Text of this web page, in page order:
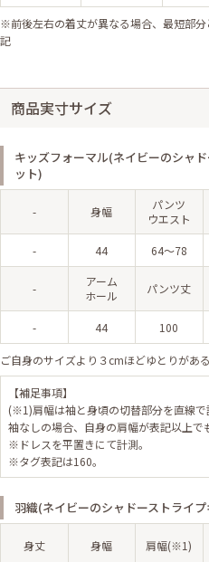
※前後左右の着丈が異なる場合、最短部
記
商品実寸サイズ
キッズフォーマル(ネイビーのシャ
ット)
- 身幅
パンツ
ウエスト
- 44 64～78
-
アーム
ホール
パンツ丈
- 44 100
ご自身のサイズより３cmほどゆとりがあ
【補足事項】
(※1)肩幅は袖と身頃の切替部分を直線で
袖なしの場合、自身の肩幅が表記以上で
※ドレスを平置きにて計測。
※タグ表記は160。
羽織(ネイビーのシャドーストライ
身丈 身幅 肩幅(※1)